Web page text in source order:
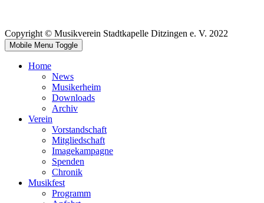
Copyright © Musikverein Stadtkapelle Ditzingen e. V. 2022
Mobile Menu Toggle
Home
News
Musikerheim
Downloads
Archiv
Verein
Vorstandschaft
Mitgliedschaft
Imagekampagne
Spenden
Chronik
Musikfest
Programm